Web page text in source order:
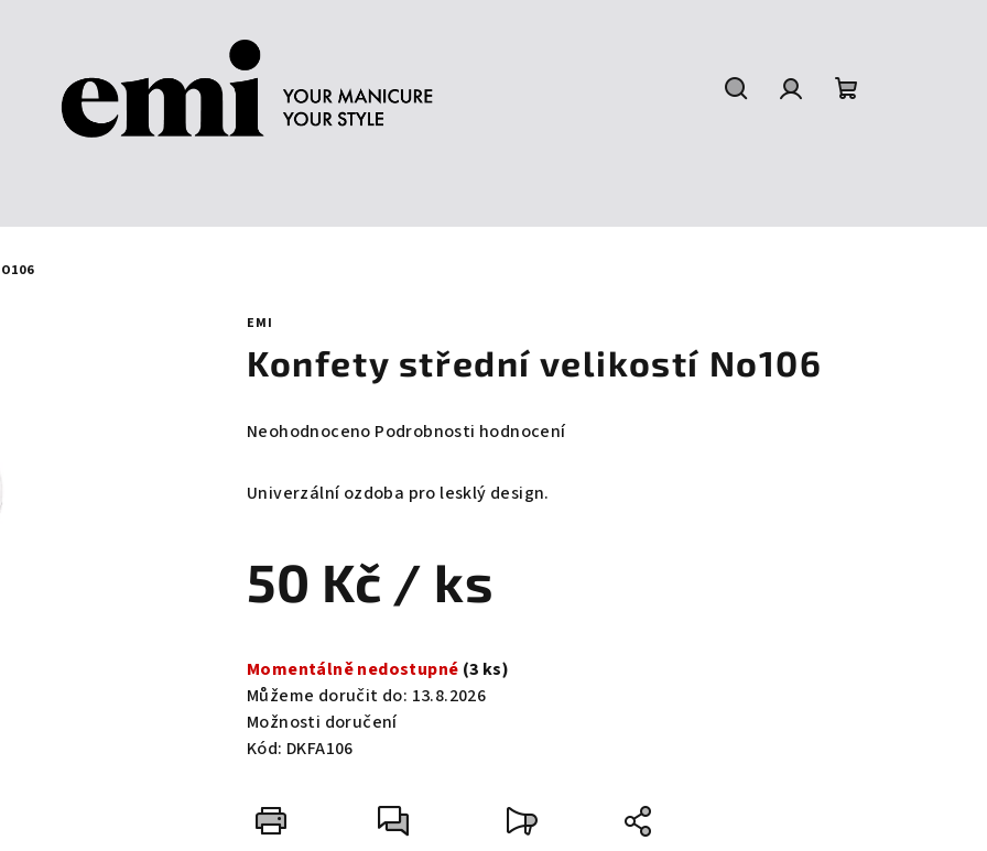
EMI
Konfety střední velikostí No106
Průměrné
produktu
z
5
Neohodnoceno Podrobnosti hodnocení
Univerzální ozdoba pro lesklý design.
50 Kč / ks
cena:
Momentálně nedostupné (3 ks)
Můžeme doručit do: 13.8.2026
Možnosti doručení
Kód: DKFA106